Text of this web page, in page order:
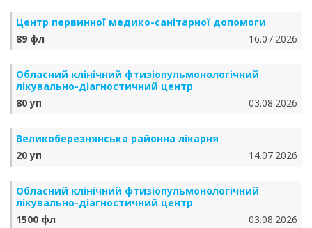
Центр первинної медико-санітарної допомоги
89 фл
16.07.2026
Обласний клінічний фтизіопульмонологічний
лікувально-діагностичний центр
80 уп
03.08.2026
Великоберезнянська районна лікарня
20 уп
14.07.2026
Обласний клінічний фтизіопульмонологічний
лікувально-діагностичний центр
1500 фл
03.08.2026